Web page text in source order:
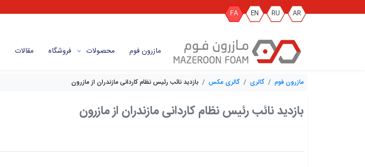
FA EN RU
AR
مازرون فوم محصولات فروشگاه مقالات
مازرون فوم گالری گالری عکس بازدید نائب رئیس نظام کاردانی مازندران از مازرون
بازدید نائب رئیس نظام کاردانی مازندران از مازرون